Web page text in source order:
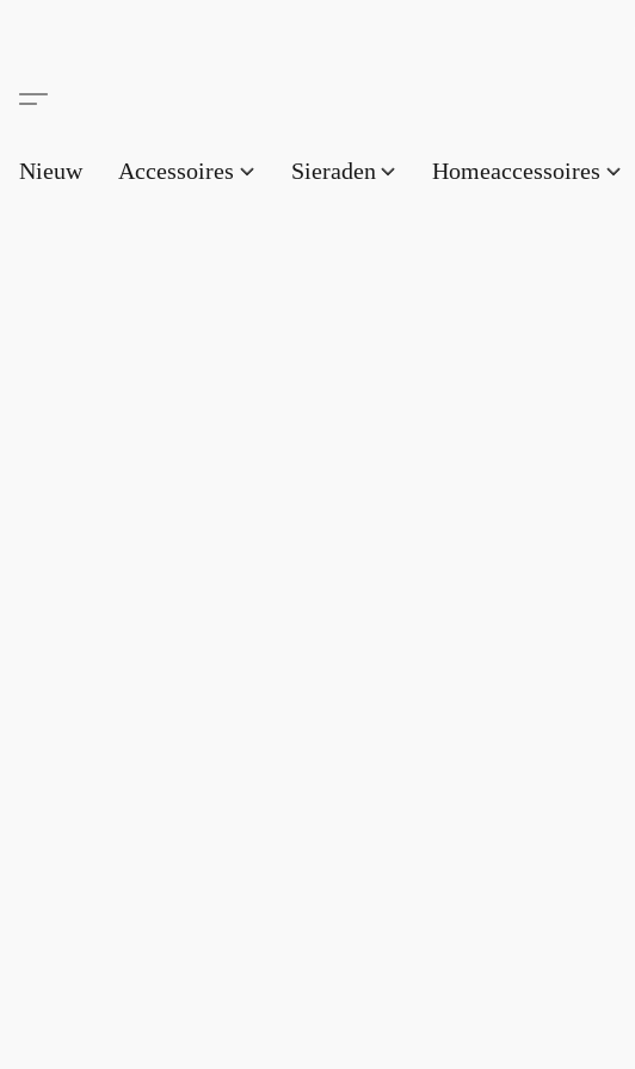
Nieuw Accessoires Sieraden Homeaccessoires